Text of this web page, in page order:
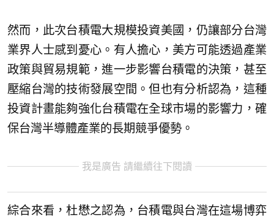
然而，此次台積電大規模投資美國，仍讓部分台灣
業界人士感到憂心。有人擔心，美方可能透過產業
政策與貿易規範，進一步影響台積電的決策，甚至
壓縮台灣的技術發展空間。但也有分析認為，這種
投資計畫能夠強化台積電在全球市場的影響力，確
保台灣半導體產業的長期競爭優勢。
我是廣告 請繼續往下閱讀
綜合來看，杜懋之認為，台積電與台灣在這場博弈